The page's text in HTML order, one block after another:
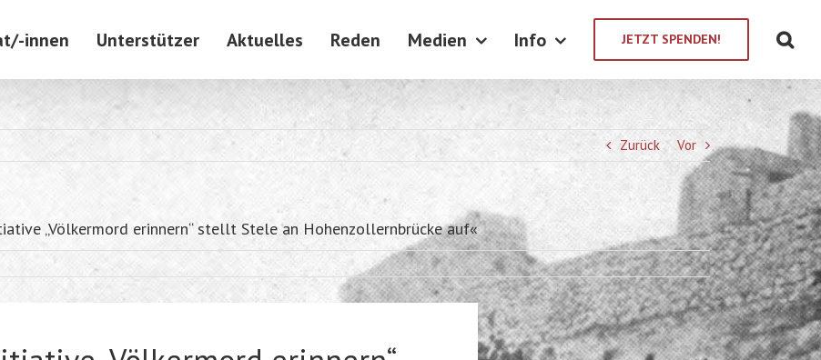
innen Unterstützer Aktuelles Reden Medien Info JETZT SPENDEN!
Zurück Vor
„Völkermord erinnern“ stellt Stele an Hohenzollernbrücke auf«